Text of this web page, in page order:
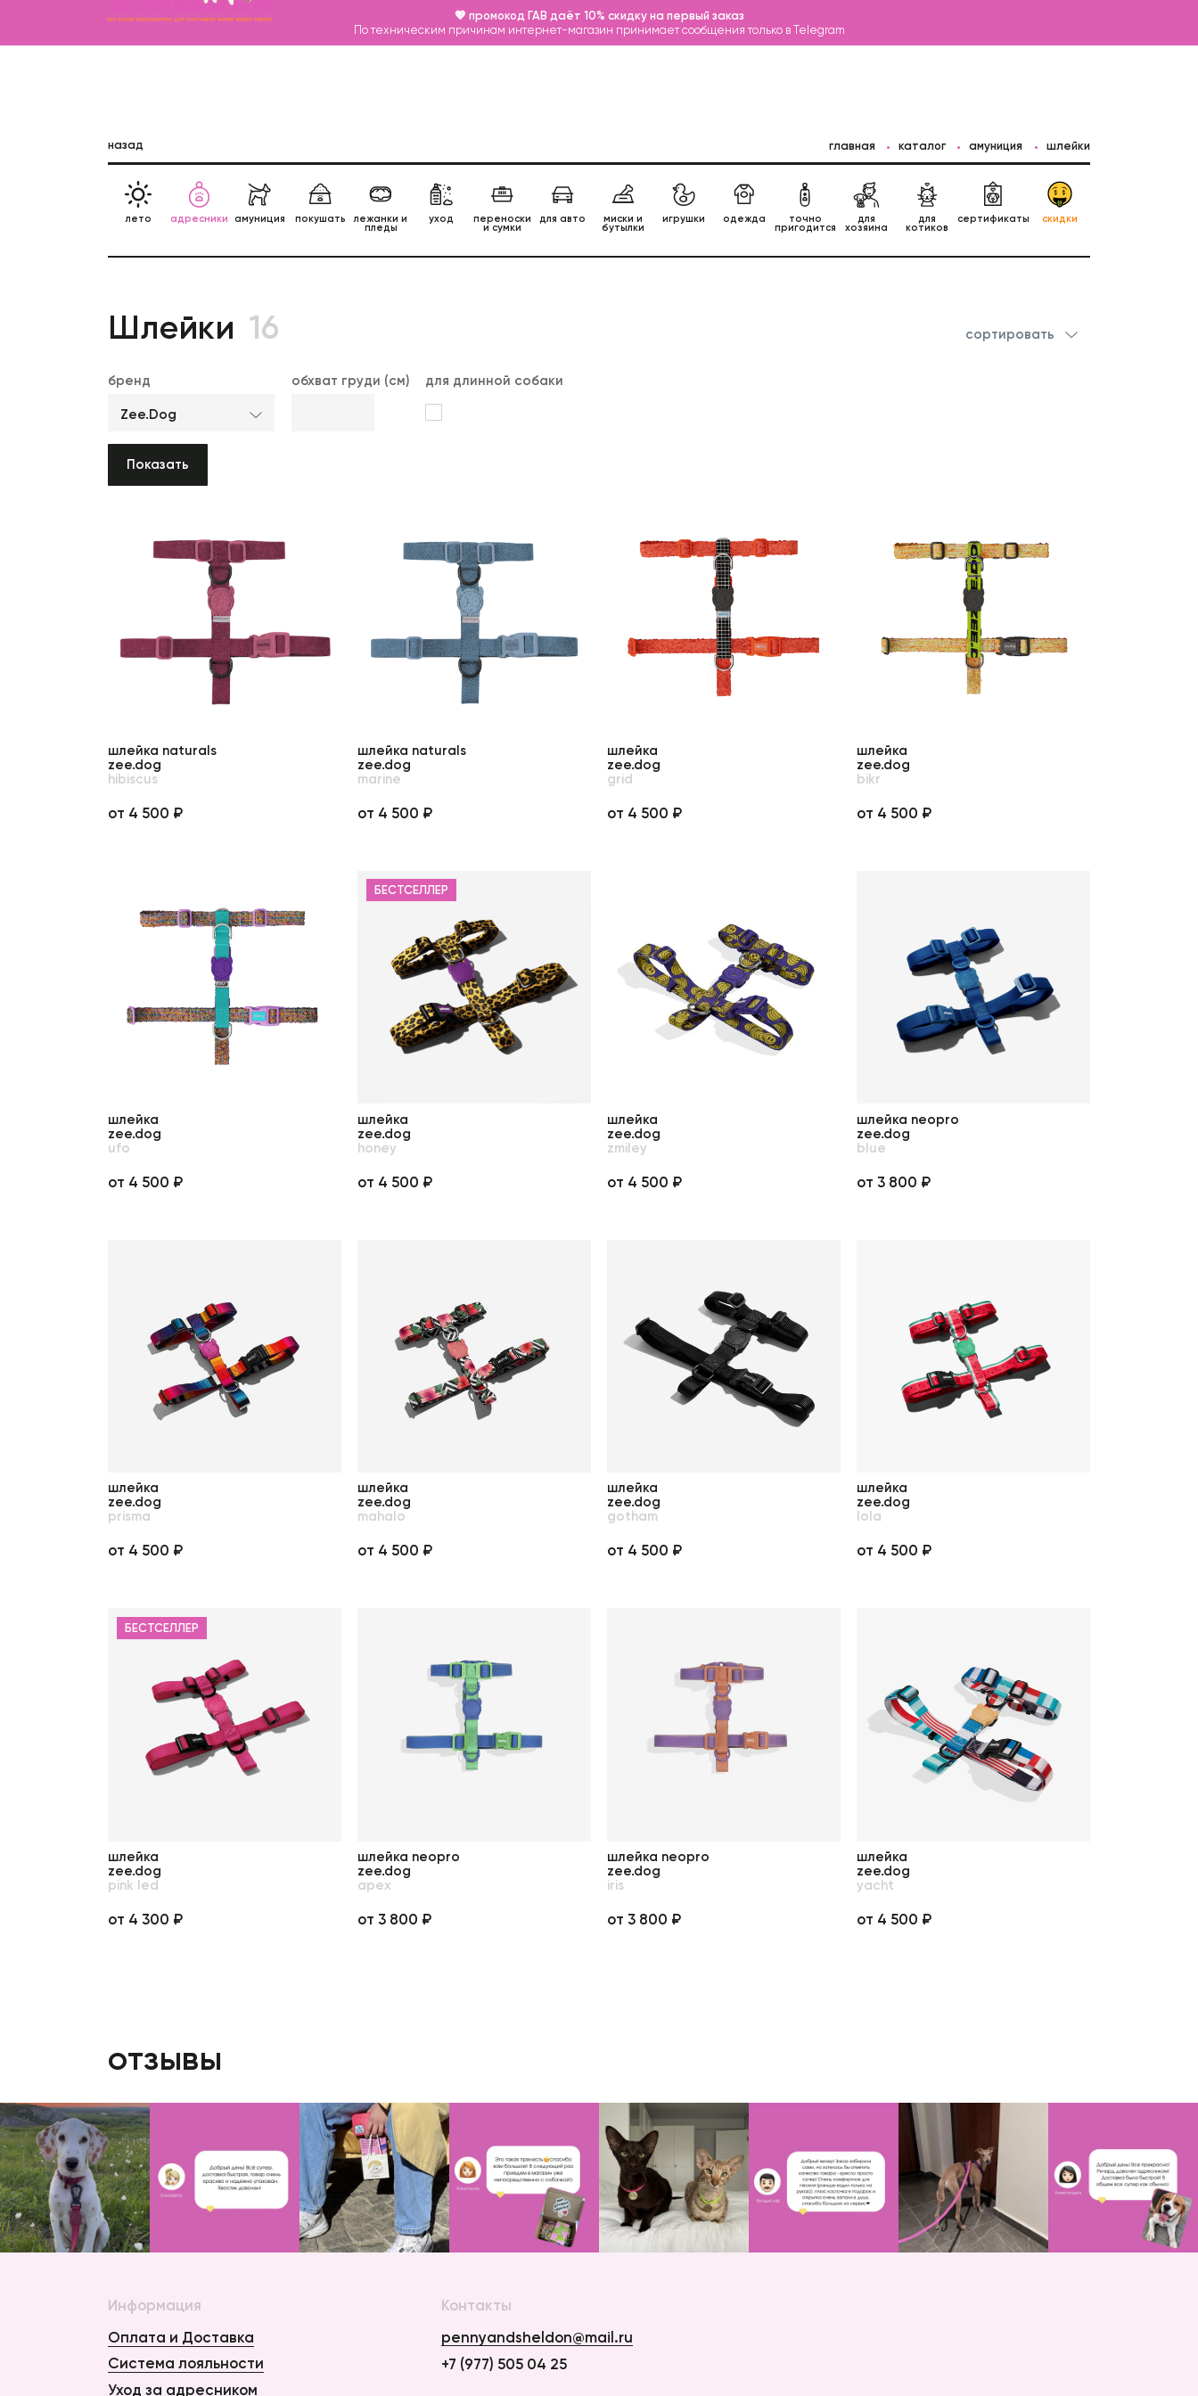
💖 промокод ГАВ даёт 10% скидку на первый заказ
По техническим причинам интернет-магазин принимает сообщения только в Telegram
назад главная каталог амуниция шлейки
лето адресники амуниция покушать лежанки и
пледы
уход переноски
и сумки
для авто миски и
бутылки
игрушки одежда точно
пригодится
для
хозяина
для
котиков
сертификаты скидки
Шлейки 16 сортировать
бренд
Zee.Dog
обхват груди (см) для длинной собаки
Показать
шлейка naturals
zee.dog
hibiscus
от 4 500 ₽
шлейка naturals
zee.dog
marine
от 4 500 ₽
шлейка
zee.dog
grid
от 4 500 ₽
шлейка
zee.dog
bikr
от 4 500 ₽
шлейка
zee.dog
ufo
от 4 500 ₽
БЕСТСЕЛЛЕР
шлейка
zee.dog
honey
от 4 500 ₽
шлейка
zee.dog
zmiley
от 4 500 ₽
шлейка neopro
zee.dog
blue
от 3 800 ₽
шлейка
zee.dog
prisma
от 4 500 ₽
шлейка
zee.dog
mahalo
от 4 500 ₽
шлейка
zee.dog
gotham
от 4 500 ₽
шлейка
zee.dog
lola
от 4 500 ₽
БЕСТСЕЛЛЕР
шлейка
zee.dog
pink led
от 4 300 ₽
шлейка neopro
zee.dog
apex
от 3 800 ₽
шлейка neopro
zee.dog
iris
от 3 800 ₽
шлейка
zee.dog
yacht
от 4 500 ₽
отзывы
Информация
Оплата и Доставка
Система лояльности
Уход за адресником
Контакты
pennyandsheldon@mail.ru
+7 (977) 505 04 25
Записаться на груминг